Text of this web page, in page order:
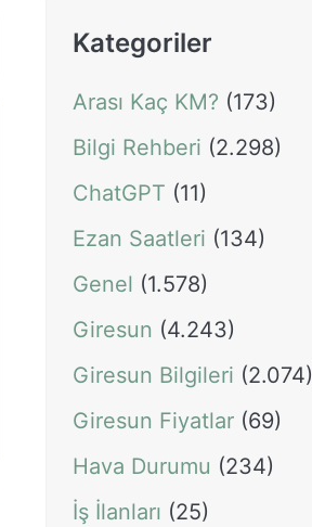
Kategoriler
Arası Kaç KM? (173)
Bilgi Rehberi (2.298)
ChatGPT (11)
Ezan Saatleri (134)
Genel (1.578)
Giresun (4.243)
Giresun Bilgileri (2.074)
Giresun Fiyatlar (69)
Hava Durumu (234)
İş İlanları (25)